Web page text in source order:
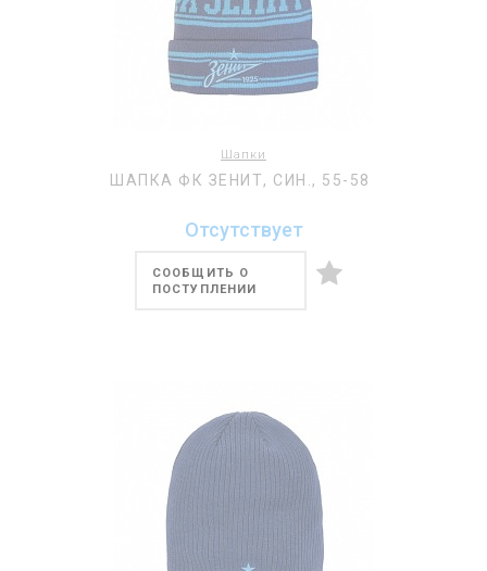
Шапки
ШАПКА ФК ЗЕНИТ, СИН., 55-58
Отсутствует
СООБЩИТЬ О
ПОСТУПЛЕНИИ